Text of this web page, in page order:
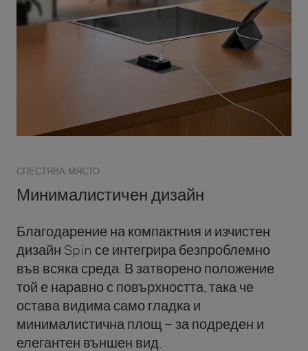
СПЕСТЯВА МЯСТО
Минималистичен дизайн
Благодарение на компактния и изчистен
дизайн Spin се интегрира безпроблемно
във всяка среда. В затворено положение
той е наравно с повърхността, така че
остава видима само гладка и
минималистична площ – за подреден и
елегантен външен вид.